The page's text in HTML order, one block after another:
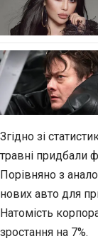
Згідно зі
травні придбали
Порівняно з
нових авто для
Натомість
зростання на 7%.